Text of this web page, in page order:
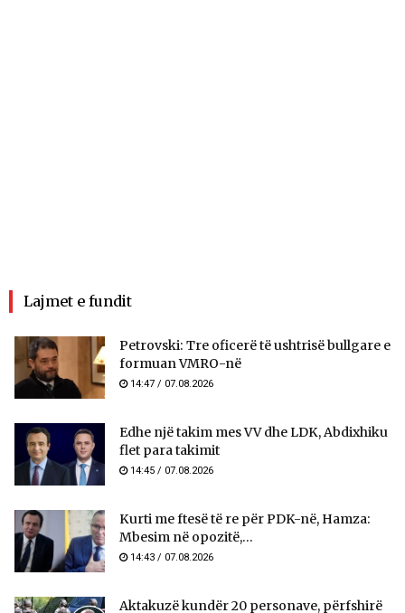
Lajmet e fundit
Petrovski: Tre oficerë të ushtrisë bullgare e
formuan VMRO-në
14:47 / 07.08.2026
Edhe një takim mes VV dhe LDK, Abdixhiku
flet para takimit
14:45 / 07.08.2026
Kurti me ftesë të re për PDK-në, Hamza:
Mbesim në opozitë,...
14:43 / 07.08.2026
Aktakuzë kundër 20 personave, përfshirë